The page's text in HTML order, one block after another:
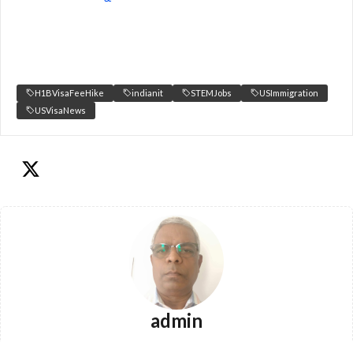
H1BVisaFeeHike indianit STEMJobs
USImmigration
USVisaNews
admin